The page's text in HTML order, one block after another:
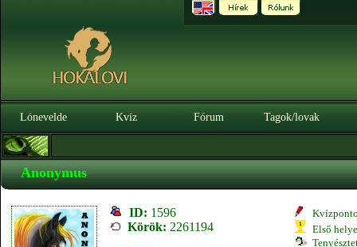
Lónevelde Kvíz Fórum Tagok/lovak
Anonymus
ID: 1596
Körök: 2261194
Első